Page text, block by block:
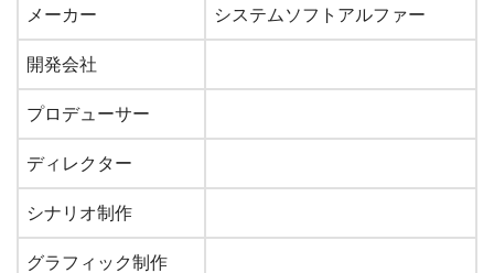
メーカー システムソフトアルファー
開発会社
プロデューサー
ディレクター
シナリオ制作
グラフィック制作